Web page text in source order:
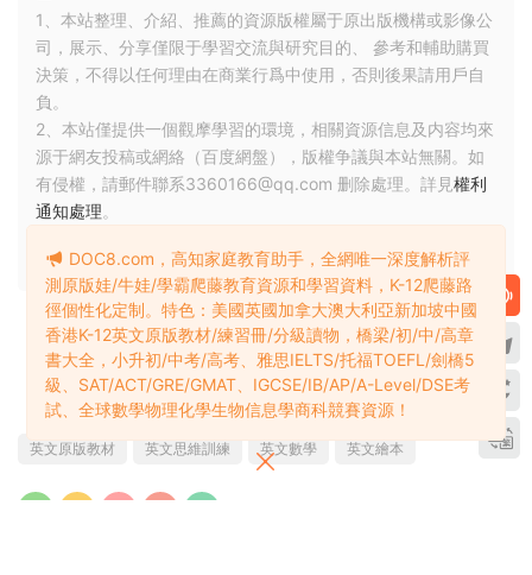
1、本站整理、介紹、推薦的資源版權屬于原出版機構或影像公
司，展示、分享僅限于學習交流與研究目的、 參考和輔助購買
決策，不得以任何理由在商業行爲中使用，否則後果請用戶自
負。
2、本站僅提供一個觀摩學習的環境，相關資源信息及内容均來
源于網友投稿或網絡（百度網盤），版權争議與本站無關。如
有侵權，請郵件聯系3360166@qq.com 删除處理。詳見權利
通知處理。
技術支持與客戶服務。
1 賞 0
英文原版教材 英文思維訓練 英文數學 英文繪本
DOC8.com，高知家庭教育助手，全網唯一深度解析評
測原版娃/牛娃/學霸爬藤教育資源和學習資料，K-12爬藤路
徑個性化定制。特色：美國英國加拿大澳大利亞新加坡中國
香港K-12英文原版教材/練習冊/分級讀物，橋梁/初/中/高章
書大全，小升初/中考/高考、雅思IELTS/托福TOEFL/劍橋5
級、SAT/ACT/GRE/GMAT、IGCSE/IB/AP/A-Level/DSE考
試、全球數學物理化學生物信息學商科競賽資源！